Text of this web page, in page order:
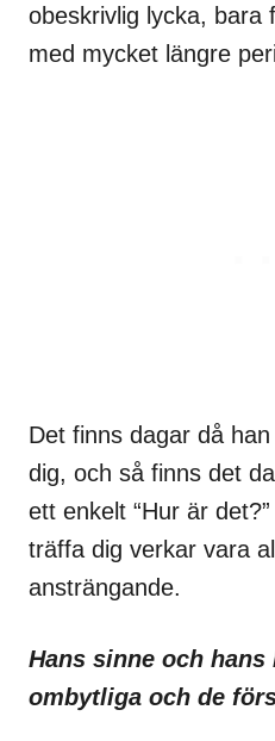
obeskrivlig lycka, bara
med mycket längre
Det finns dagar då
dig, och så finns det
ett enkelt “Hur är
träffa dig verkar vara
ansträngande.
Hans sinne och hans
ombytliga och de